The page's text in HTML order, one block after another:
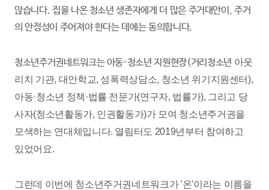
않습니다. 집을 나온 청소년 생존자에게 더 많은 주거대안이, 주거
의 안정성이 주어져야 한다는 데에는 동의합니다.
청소년주거권네트워크는 아동·청소년 지원현장(거리청소년 아웃
리치 기관, 대안학교, 성폭력상담소, 청소년 위기지원센터),
아동·청소년 정책·법률 전문가(연구자, 법률가), 그리고 당
사자(청소년활동가, 인권활동가)가 모여 청소년주거권을
모색하는 연대체입니다. 열림터도 2019년부터 참여하고
있었어요.
그런데 이번에 청소년주거권네트워크가 '온'이라는 이름을